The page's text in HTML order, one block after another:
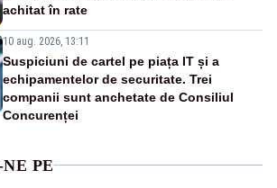
achitat în rate
10 aug. 2026, 13:11
Suspiciuni de cartel pe piața IT și a
echipamentelor de securitate. Trei
companii sunt anchetate de Consiliul
Concurenței
PE